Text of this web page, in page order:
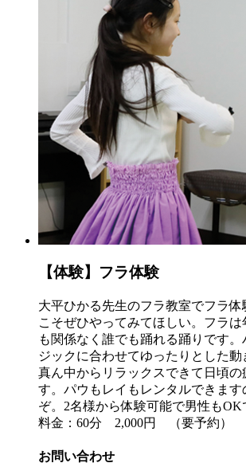
【体験】フラ体験
大平ひかる先生のフラ教室でフラ体
こそぜひやってみてほしい。フラ
も関係なく誰でも踊れる踊りです
ジックに合わせてゆったりとした
真ん中からリラックスできて日頃の
す。パウもレイもレンタルできます
ぞ。2名様から体験可能で男性もOK
料金：60分 2,000円 （要予約）
お問い合わせ